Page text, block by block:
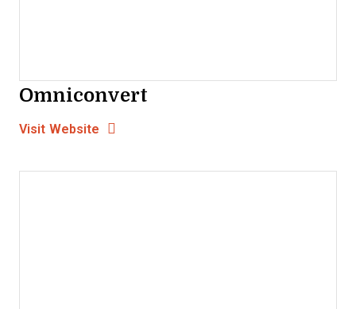
Omniconvert
Visit Website Opens New Window